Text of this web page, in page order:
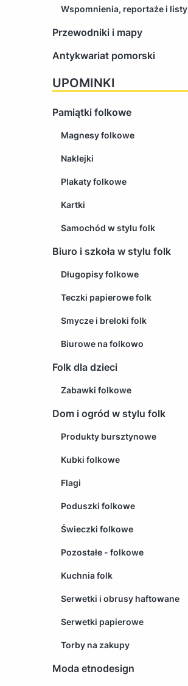
Wspomnienia, reportaże i listy
Przewodniki i mapy
Antykwariat pomorski
UPOMINKI
Pamiątki folkowe
Magnesy folkowe
Naklejki
Plakaty folkowe
Kartki
Samochód w stylu folk
Biuro i szkoła w stylu folk
Długopisy folkowe
Teczki papierowe folk
Smycze i breloki folk
Biurowe na folkowo
Folk dla dzieci
Zabawki folkowe
Dom i ogród w stylu folk
Produkty bursztynowe
Kubki folkowe
Flagi
Poduszki folkowe
Świeczki folkowe
Pozostałe - folkowe
Kuchnia folk
Serwetki i obrusy haftowane
Serwetki papierowe
Torby na zakupy
Moda etnodesign